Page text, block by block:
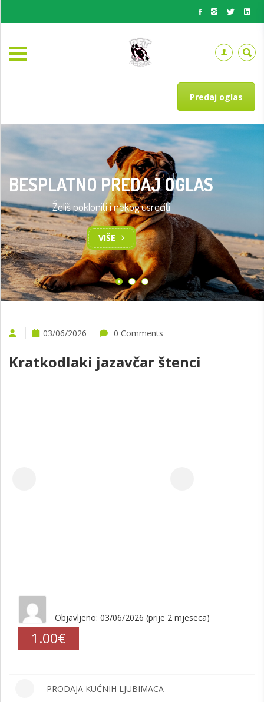
Predaj oglas
BESPLATNO PREDAJ OGLAS
Želiš pokloniti i nekog usrećiti
VIŠE
03/06/2026 0 Comments
Kratkodlaki jazavčar štenci
Objavljeno: 03/06/2026 (prije 2 mjeseca)
1.00€
PRODAJA KUĆNIH LJUBIMACA